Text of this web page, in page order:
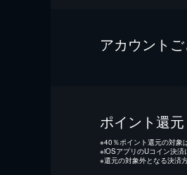
アカウント
ポイント還元
※40％ポイント還元の対象
※iOSアプリのUコイン決済
※還元の対象外となる決済